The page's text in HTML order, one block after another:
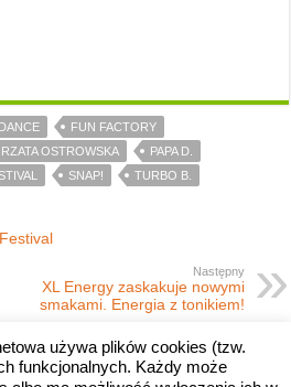
FUN FACTORY
OSTROWSKA
PAPA D.
SNAP! TURBO B.
Następny
XL Energy zaskakuje nowymi
smakami. Energia z tonikiem!
używa plików cookies (tzw.
funkcjonalnych. Każdy może